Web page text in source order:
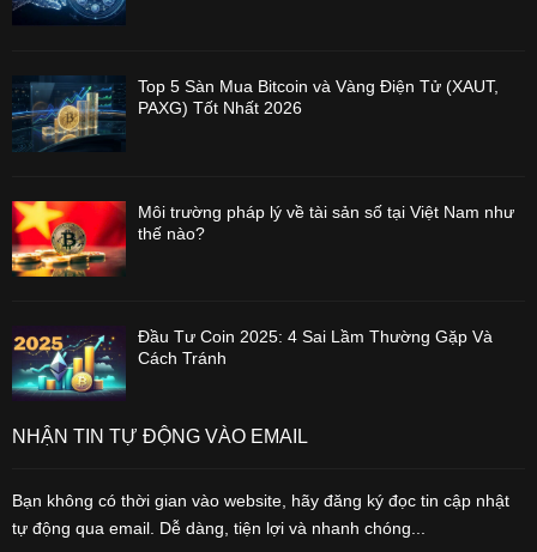
Top 5 Sàn Mua Bitcoin và Vàng Điện Tử (XAUT,
PAXG) Tốt Nhất 2026
Môi trường pháp lý về tài sản số tại Việt Nam như
thế nào?
Đầu Tư Coin 2025: 4 Sai Lầm Thường Gặp Và
Cách Tránh
NHẬN TIN TỰ ĐỘNG VÀO EMAIL
Bạn không có thời gian vào website, hãy đăng ký đọc tin cập nhật
tự động qua email. Dễ dàng, tiện lợi và nhanh chóng...